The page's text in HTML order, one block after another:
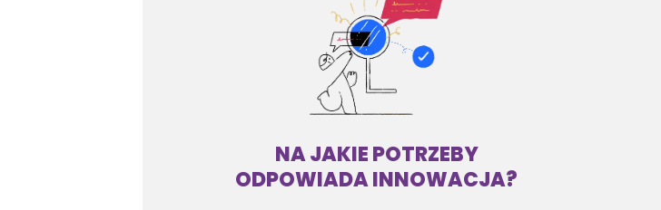
NA JAKIE POTRZEBY
ODPOWIADA INNOWACJA?